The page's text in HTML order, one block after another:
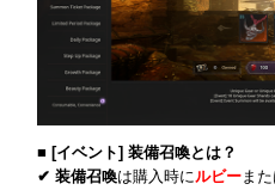
■ [イベント] 装備召喚とは？
✔ 装備召喚は購入時にルビーま